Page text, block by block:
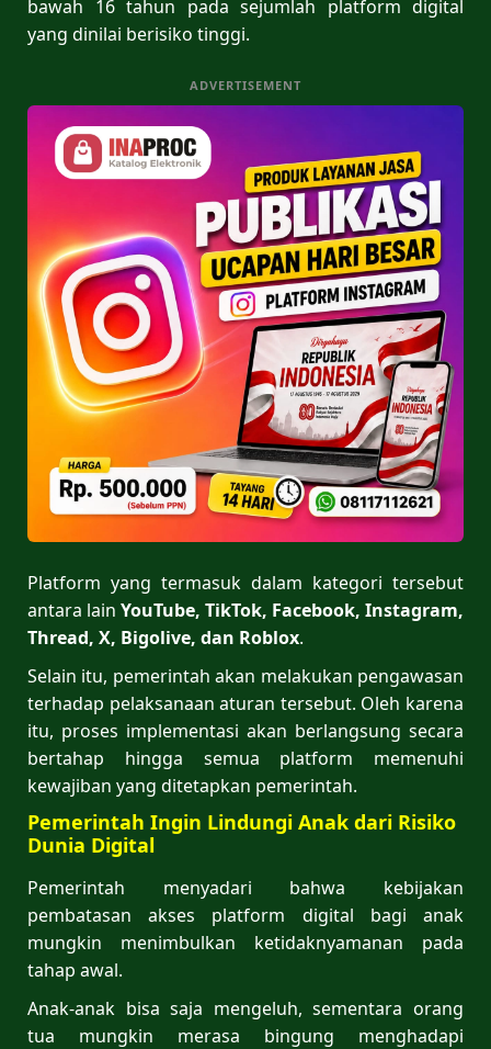
bawah 16 tahun pada sejumlah platform digital
yang dinilai berisiko tinggi.
ADVERTISEMENT
Platform yang termasuk dalam kategori tersebut
antara lain YouTube, TikTok, Facebook, Instagram,
Thread, X, Bigolive, dan Roblox.
Selain itu, pemerintah akan melakukan pengawasan
terhadap pelaksanaan aturan tersebut. Oleh karena
itu, proses implementasi akan berlangsung secara
bertahap hingga semua platform memenuhi
kewajiban yang ditetapkan pemerintah.
Pemerintah Ingin Lindungi Anak dari Risiko
Dunia Digital
Pemerintah menyadari bahwa kebijakan
pembatasan akses platform digital bagi anak
mungkin menimbulkan ketidaknyamanan pada
tahap awal.
Anak-anak bisa saja mengeluh, sementara orang
tua mungkin merasa bingung menghadapi